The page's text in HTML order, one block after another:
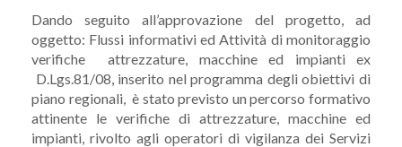
Dando seguito all’approvazione del progetto, ad
oggetto: Flussi informativi ed Attività di monitoraggio
verifiche attrezzature, macchine ed impianti ex
D.Lgs.81/08, inserito nel programma degli obiettivi di
piano regionali, è stato previsto un percorso formativo
attinente le verifiche di attrezzature, macchine ed
impianti, rivolto agli operatori di vigilanza dei Servizi